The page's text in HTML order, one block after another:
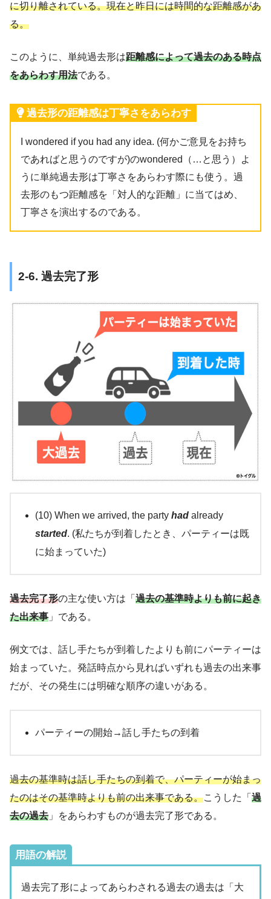
に切り離されている。現在と昨日には時間的な距離感があ
る。
このように、単純過去形は距離感によって過去のある時点
をあらわす用法である。
過去形の距離感は丁寧さをあらわす
I wondered if you had any idea. (何かご意見をお持ち
であればと思うのですが)のwondered（…と思う）よ
うに単純過去形は丁寧さをあらわす際にも使う。過
去形のもつ距離感を「対人的な距離」に当てはめ、
丁寧さを演出するのである。
2-6. 過去完了形
(10) When we arrived, the party had already
started. (私たちが到着したとき、パーティーは既
に始まっていた)
過去完了形の主な使い方は「 過去の基準時よりも前に起き
た出来事 」である。
例文では、話し手たちが到着したよりも前にパーティーは
始まっていた。発話時点から見ればいずれも過去の出来事
だが、その発生には明確な順序の違いがある。
パーティーの開始→話し手たちの到着
過去の基準時は話し手たちの到着で、パーティーが始まっ
たのはその基準時よりも前の出来事である。こうした「 過
去の過去 」をあらわすものが過去完了形である。
用語の解説
過去完了形によってあらわされる過去の過去は「大